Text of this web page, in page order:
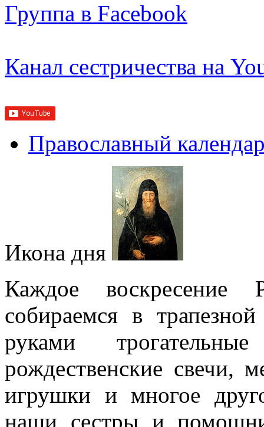
Группа в Facebook
Канал сестричества на
Православный
Икона дня
Каждое воскресение
собираемся в
руками
рождественские свечи,
игрушки и многое
наши сестры и